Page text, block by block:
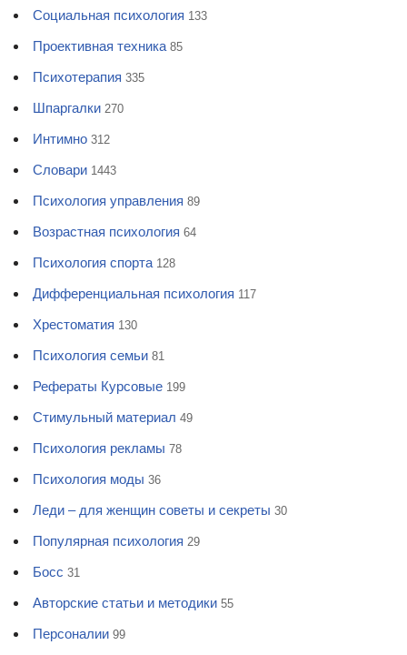
Социальная психология 133
Проективная техника 85
Психотерапия 335
Шпаргалки 270
Интимно 312
Словари 1443
Психология управления 89
Возрастная психология 64
Психология спорта 128
Дифференциальная психология 117
Хрестоматия 130
Психология семьи 81
Рефераты Курсовые 199
Стимульный материал 49
Психология рекламы 78
Психология моды 36
Леди – для женщин советы и секреты 30
Популярная психология 29
Босс 31
Авторские статьи и методики 55
Персоналии 99